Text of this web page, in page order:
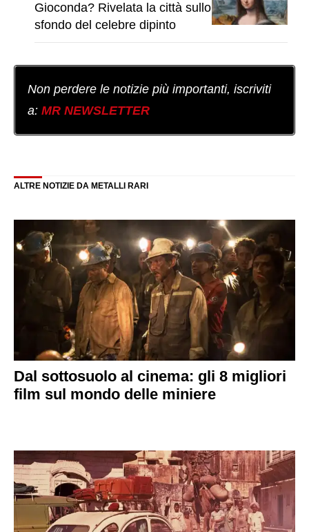
Gioconda? Rivelata la città sullo
sfondo del celebre dipinto
Non perdere le notizie più importanti, iscriviti
a: MR NEWSLETTER
ALTRE NOTIZIE DA METALLI RARI
Dal sottosuolo al cinema: gli 8 migliori
film sul mondo delle miniere